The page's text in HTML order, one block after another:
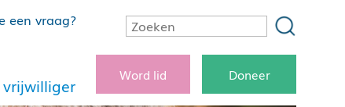
een vraag?
Word lid Doneer